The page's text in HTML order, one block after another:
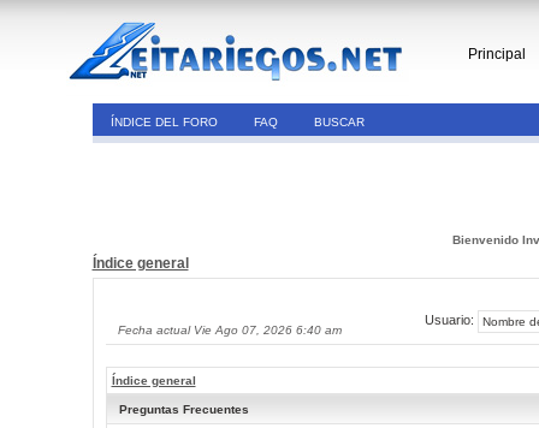
Principal
ÍNDICE DEL FORO FAQ BUSCAR
Bienvenido
Índice general
Fecha actual Vie Ago 07, 2026 6:40 am
Usuario:
Índice general
Preguntas Frecuentes